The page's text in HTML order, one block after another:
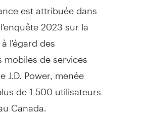
est attribuée dans
2023 sur la
l'égard des
de services
J.D. Power, menée
de 1 500 utilisateurs
Canada